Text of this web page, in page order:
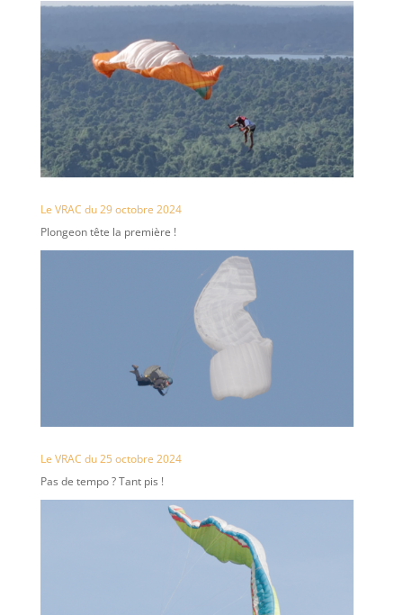
Le VRAC du 29 octobre 2024
Plongeon tête la première !
Le VRAC du 25 octobre 2024
Pas de tempo ? Tant pis !